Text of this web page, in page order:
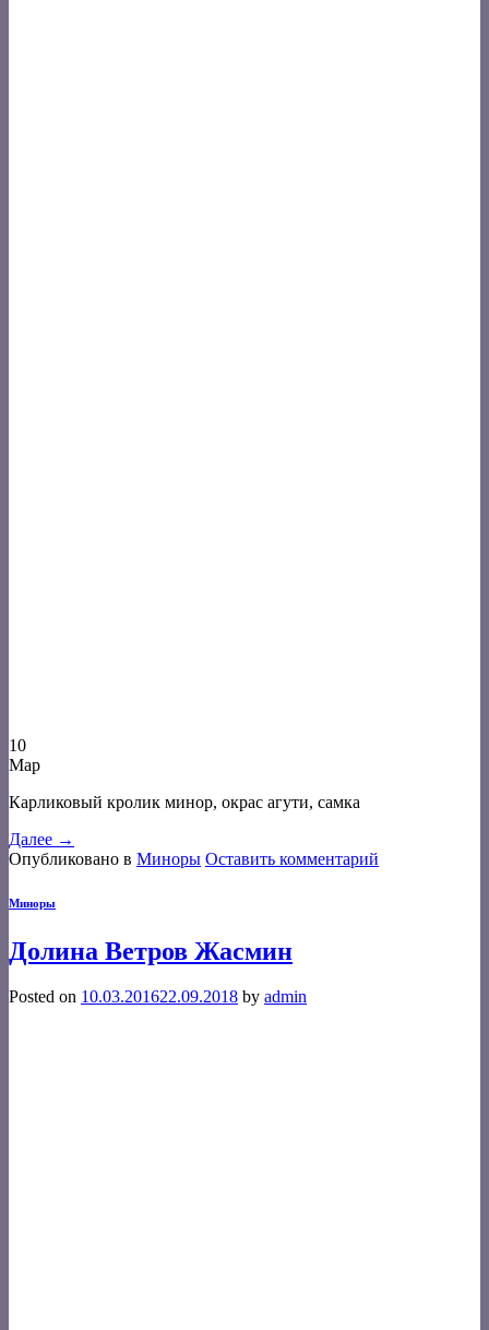
10
Мар
Карликовый кролик минор, окрас агути, самка
Далее →
Опубликовано в Миноры Оставить комментарий
Миноры
Долина Ветров Жасмин
Posted on 10.03.201622.09.2018 by admin